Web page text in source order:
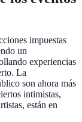
impuestas
un
experiencias
La
son ahora más
intimistas,
están en